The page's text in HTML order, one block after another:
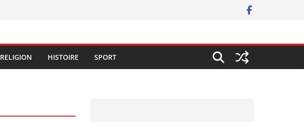
RELIGION HISTOIRE SPORT